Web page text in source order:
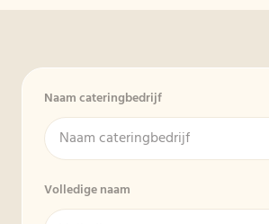
Naam cateringbedrijf
Volledige naam